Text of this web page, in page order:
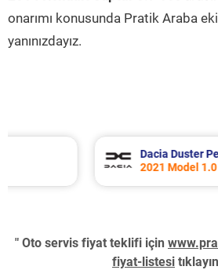
onarımı konusunda Pratik Araba
yanınızdayız.
Dacia Duster Periyodik
2021 Model 1.0 Tce ECO-
" Oto servis fiyat teklifi için
fiyat-listesi